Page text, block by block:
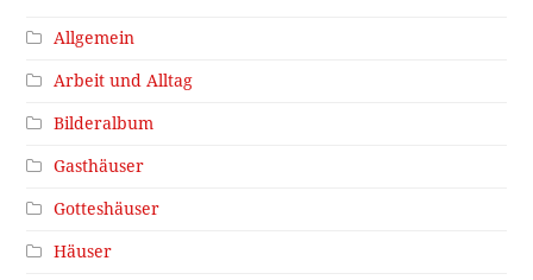
Allgemein
Arbeit und Alltag
Bilderalbum
Gasthäuser
Gotteshäuser
Häuser